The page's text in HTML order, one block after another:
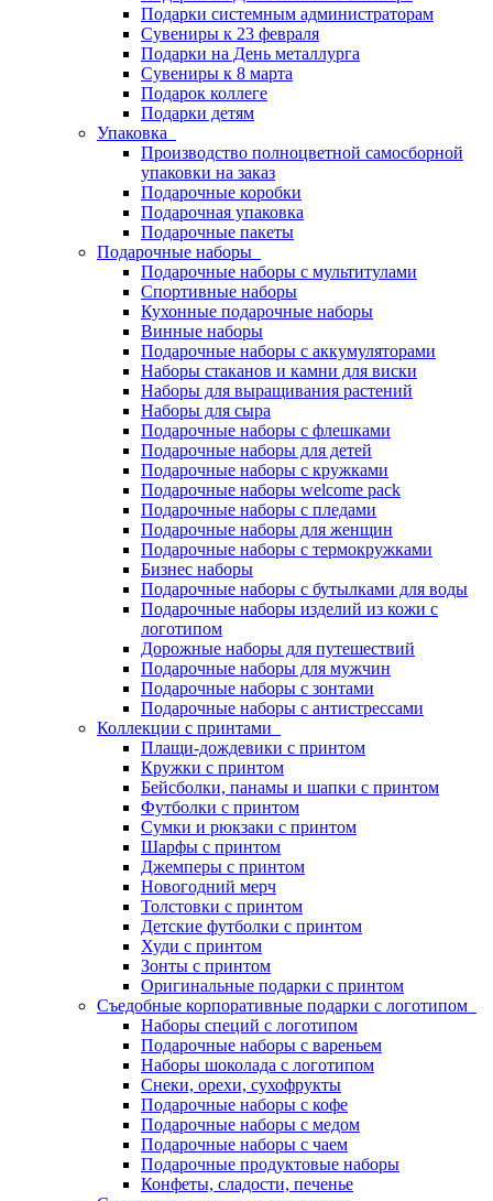
Подарки системным администраторам
Сувениры к 23 февраля
Подарки на День металлурга
Сувениры к 8 марта
Подарок коллеге
Подарки детям
Упаковка
Производство полноцветной самосборной
упаковки на заказ
Подарочные коробки
Подарочная упаковка
Подарочные пакеты
Подарочные наборы
Подарочные наборы с мультитулами
Спортивные наборы
Кухонные подарочные наборы
Винные наборы
Подарочные наборы с аккумуляторами
Наборы стаканов и камни для виски
Наборы для выращивания растений
Наборы для сыра
Подарочные наборы с флешками
Подарочные наборы для детей
Подарочные наборы с кружками
Подарочные наборы welcome pack
Подарочные наборы с пледами
Подарочные наборы для женщин
Подарочные наборы с термокружками
Бизнес наборы
Подарочные наборы с бутылками для воды
Подарочные наборы изделий из кожи с
логотипом
Дорожные наборы для путешествий
Подарочные наборы для мужчин
Подарочные наборы с зонтами
Подарочные наборы с антистрессами
Коллекции с принтами
Плащи-дождевики с принтом
Кружки с принтом
Бейсболки, панамы и шапки с принтом
Футболки с принтом
Сумки и рюкзаки с принтом
Шарфы с принтом
Джемперы с принтом
Новогодний мерч
Толстовки с принтом
Детские футболки с принтом
Худи с принтом
Зонты с принтом
Оригинальные подарки с принтом
Съедобные корпоративные подарки с логотипом
Наборы специй с логотипом
Подарочные наборы с вареньем
Наборы шоколада с логотипом
Снеки, орехи, сухофрукты
Подарочные наборы с кофе
Подарочные наборы с медом
Подарочные наборы с чаем
Подарочные продуктовые наборы
Конфеты, сладости, печенье